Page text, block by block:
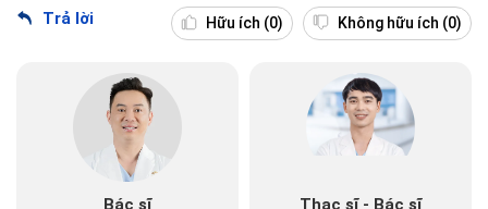
Trả lời Hữu ích (0) Không hữu ích (0)
Bác sĩ Thạc sĩ - Bác sĩ